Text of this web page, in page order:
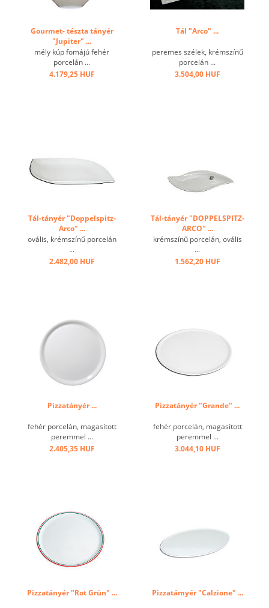
Gourmet- tészta tányér
"Jupiter" ...
mély kúp fomájú fehér
porcelán ...
4.179,25 HUF
Tál "Arco" ...
peremes szélek, krémszínű
porcelán ...
3.504,00 HUF
Tál-tányér "Doppelspitz-
Arco" ...
ovális, krémszínű porcelán
...
2.482,00 HUF
Tál-tányér "DOPPELSPITZ-
ARCO" ...
krémszínű porcelán, ovális
...
1.562,20 HUF
Pizzatányér ...
fehér porcelán, magasított
peremmel ...
2.405,35 HUF
Pizzatányér "Grande" ...
fehér porcelán, magasított
peremmel ...
3.044,10 HUF
Pizzatányér "Rot Grün" ... Pizzatámyér "Calzione" ...